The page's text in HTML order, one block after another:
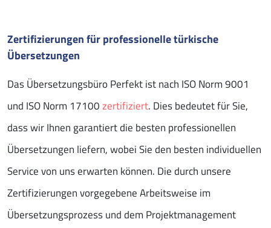
Zertifizierungen für professionelle türkische
Übersetzungen
Das Übersetzungsbüro Perfekt ist nach ISO Norm 9001
und ISO Norm 17100zertifiziert. Dies bedeutet für Sie,
dass wir Ihnen garantiert die besten professionellen
Übersetzungen liefern, wobei Sie den besten individuellen
Service von uns erwarten können. Die durch unsere
Zertifizierungen vorgegebene Arbeitsweise im
Übersetzungsprozess und dem Projektmanagement